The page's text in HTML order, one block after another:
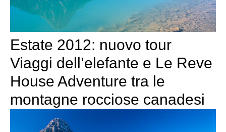
Estate 2012: nuovo tour
Viaggi dell’elefante e Le Reve
House Adventure tra le
montagne rocciose canadesi